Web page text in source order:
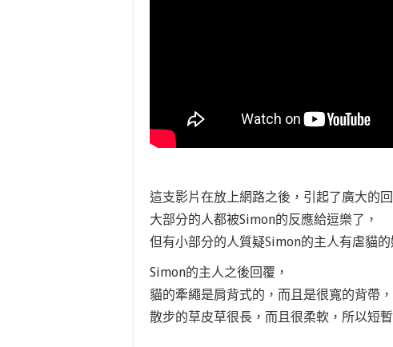
這支影片在放上網路之後，引起了廣大的回
大部分的人都被Simon的反應給逗樂了，
但有小部分的人質疑Simon的主人有虐貓的
Simon的主人之後回覆，
貓的牽繩是肩背式的，而且是很寬的背帶
散步的草皮草很長，而且很柔軟，所以短